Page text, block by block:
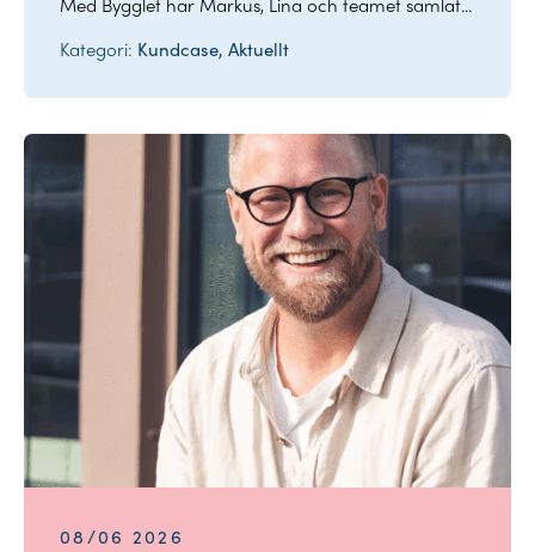
Kategori: Kundcase, Aktuellt
08/06 2026